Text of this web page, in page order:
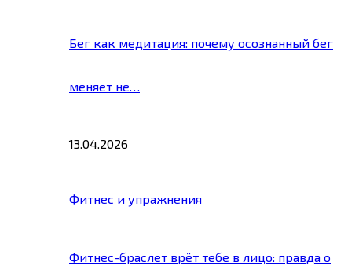
Бег как медитация: почему осознанный бег
меняет не…
13.04.2026
Фитнес и упражнения
Фитнес-браслет врёт тебе в лицо: правда о